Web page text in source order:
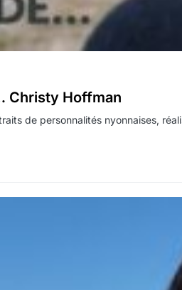
Christy Hoffman
de personnalités nyonnaises,